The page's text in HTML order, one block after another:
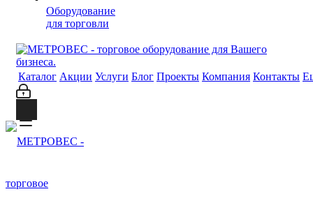
Оборудование
для торговли
Каталог Акции Услуги Блог Проекты Компания Контакты